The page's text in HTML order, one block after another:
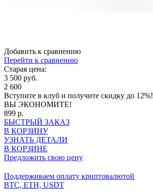
Добавить к сравнению
Перейти к сравнению
Старая цена:
3 500 руб.
2 600
Вступите в клуб и получите скидку до 12%!
ВЫ ЭКОНОМИТЕ!
899 р.
БЫСТРЫЙ ЗАКАЗ
В КОРЗИНУ
УЗНАТЬ ДЕТАЛИ
В КОРЗИНЕ
Предложить свою цену
Поддерживаем оплату криптовалютой
BTC, ETH, USDT